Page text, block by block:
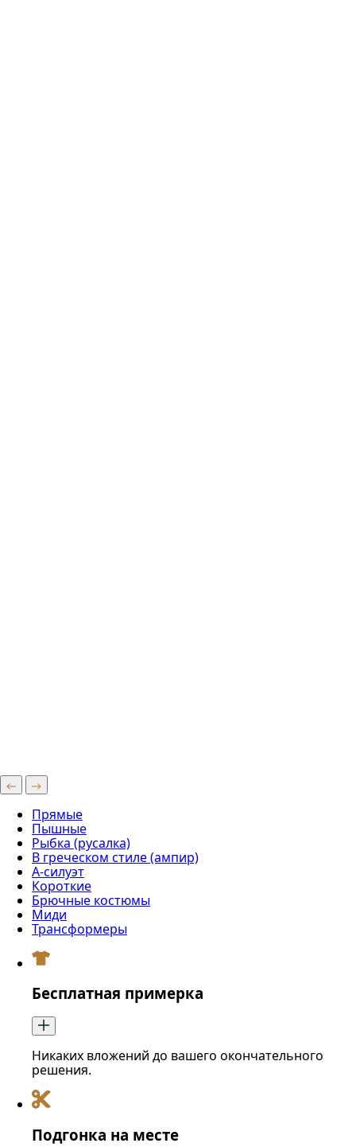
Прямые
Пышные
Рыбка (русалка)
В греческом стиле (ампир)
А-силуэт
Короткие
Брючные костюмы
Миди
Трансформеры
Бесплатная примерка
Никаких вложений до вашего окончательного
решения.
Подгонка на месте